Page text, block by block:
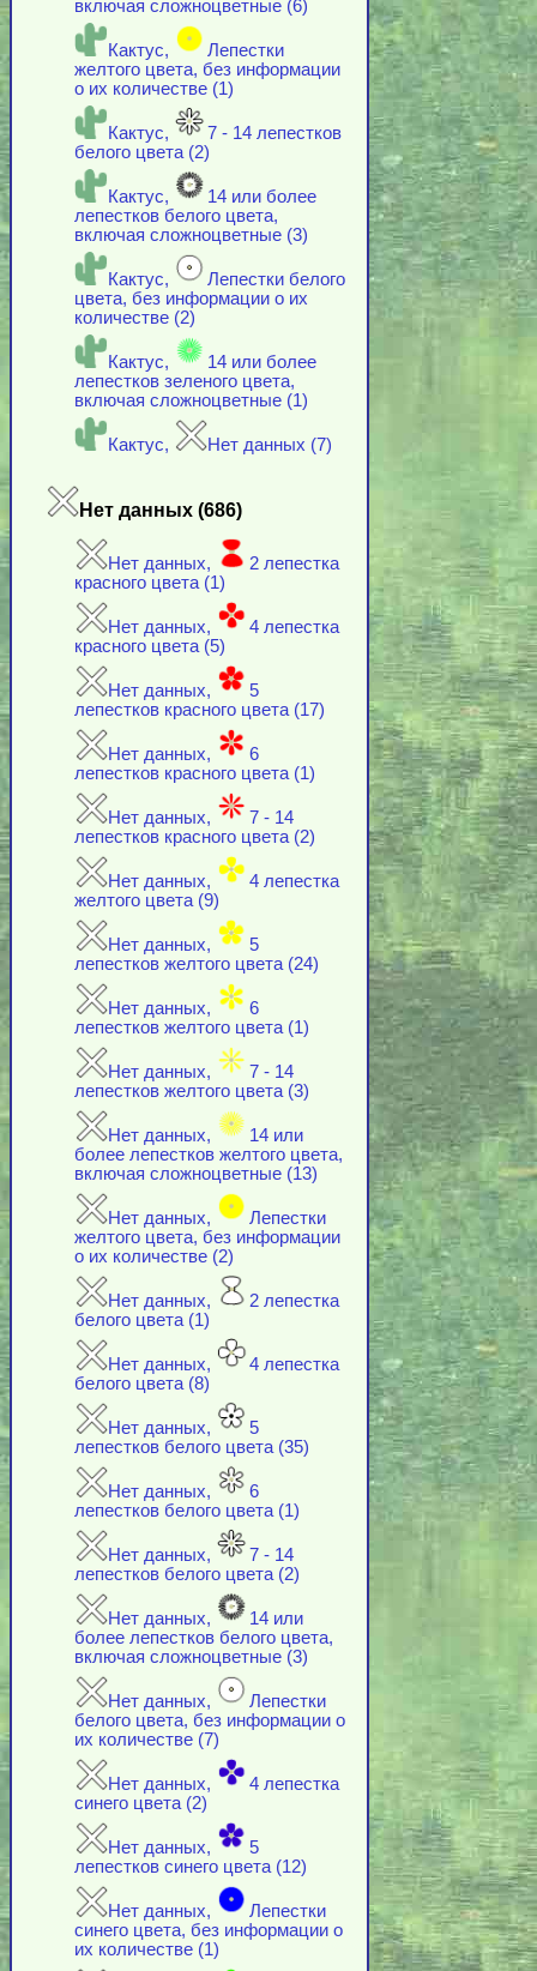
включая cложноцветные (6)
Кактус,
Лепестки
желтого цвета, без информации
о их количестве (1)
Кактус,
7 - 14 лепестков
белого цвета (2)
Кактус,
14 или более
лепестков белого цвета,
включая cложноцветные (3)
Кактус,
Лепестки белого
цвета, без информации о их
количестве (2)
Кактус,
14 или более
лепестков зеленого цвета,
включая cложноцветные (1)
Кактус, Нет данных (7)
Нет данных (686)
Нет данных,
2 лепестка
красного цвета (1)
Нет данных,
4 лепестка
красного цвета (5)
Нет данных,
5
лепестков красного цвета (17)
Нет данных,
6
лепестков красного цвета (1)
Нет данных,
7 - 14
лепестков красного цвета (2)
Нет данных,
4 лепестка
желтого цвета (9)
Нет данных,
5
лепестков желтого цвета (24)
Нет данных,
6
лепестков желтого цвета (1)
Нет данных,
7 - 14
лепестков желтого цвета (3)
Нет данных,
14 или
более лепестков желтого цвета,
включая cложноцветные (13)
Нет данных,
Лепестки
желтого цвета, без информации
о их количестве (2)
Нет данных,
2 лепестка
белого цвета (1)
Нет данных,
4 лепестка
белого цвета (8)
Нет данных,
5
лепестков белого цвета (35)
Нет данных,
6
лепестков белого цвета (1)
Нет данных,
7 - 14
лепестков белого цвета (2)
Нет данных,
14 или
более лепестков белого цвета,
включая cложноцветные (3)
Нет данных,
Лепестки
белого цвета, без информации о
их количестве (7)
Нет данных,
4 лепестка
синего цвета (2)
Нет данных,
5
лепестков синего цвета (12)
Нет данных,
Лепестки
синего цвета, без информации о
их количестве (1)